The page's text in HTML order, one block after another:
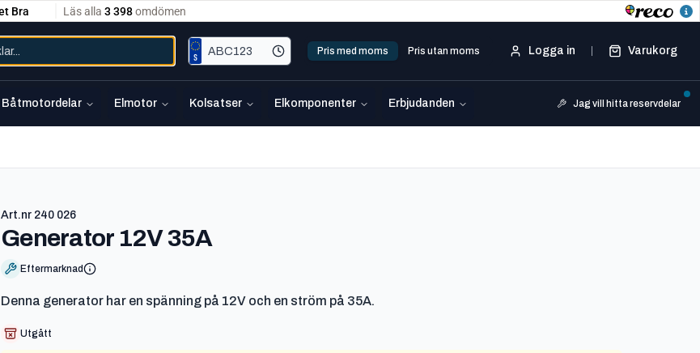
Pris med moms Pris utan moms Logga in Varukorg
Båtmotordelar Elmotor Kolsatser Elkomponenter Erbjudanden Jag vill hitta reservdelar
Art.nr 240 026
Generator 12V 35A-
Eftermarknad
Denna generator har en spänning på 12V och en ström på 35A.
Utgått